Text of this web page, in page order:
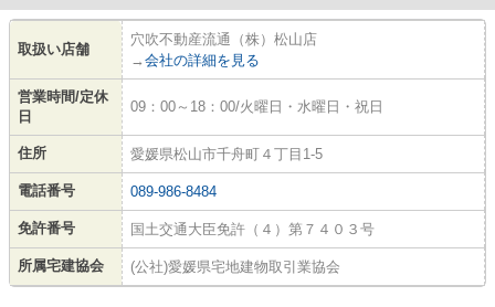
取扱い店舗
穴吹不動産流通（株）松山店
→ 会社の詳細を見る
営業時間/定休
日
09：00～18：00/火曜日・水曜日・祝日
住所 愛媛県松山市千舟町４丁目1-5
電話番号 089-986-8484
免許番号 国土交通大臣免許（４）第７４０３号
所属宅建協会 (公社)愛媛県宅地建物取引業協会